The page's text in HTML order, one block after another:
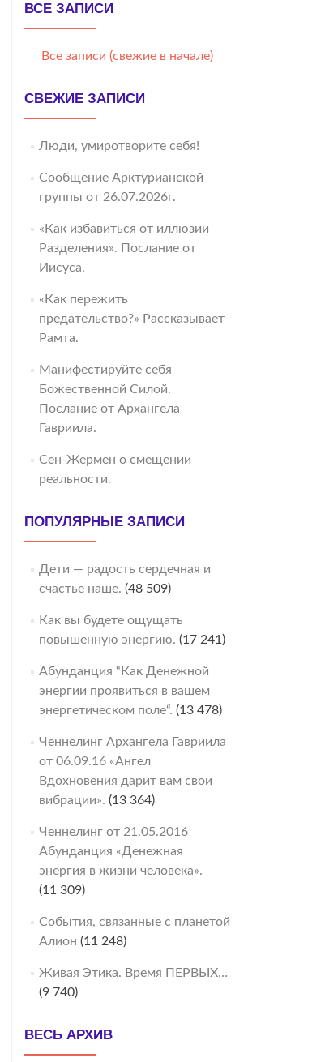
ВСЕ ЗАПИСИ
Все записи (свежие в начале)
СВЕЖИЕ ЗАПИСИ
Люди, умиротворите себя!
Сообщение Арктурианской
группы от 26.07.2026г.
«Как избавиться от иллюзии
Разделения». Послание от
Иисуса.
«Как пережить
предательство?» Рассказывает
Рамта.
Манифестируйте себя
Божественной Силой.
Послание от Архангела
Гавриила.
Сен-Жермен о смещении
реальности.
ПОПУЛЯРНЫЕ ЗАПИСИ
Дети — радость сердечная и
счастье наше. (48 509)
Как вы будете ощущать
повышенную энергию. (17 241)
Абунданция “Как Денежной
энергии проявиться в вашем
энергетическом поле“. (13 478)
Ченнелинг Архангела Гавриила
от 06.09.16 «Ангел
Вдохновения дарит вам свои
вибрации». (13 364)
Ченнелинг от 21.05.2016
Абунданция «Денежная
энергия в жизни человека».
(11 309)
События, связанные с планетой
Алион (11 248)
Живая Этика. Время ПЕРВЫХ…
(9 740)
ВЕСЬ АРХИВ